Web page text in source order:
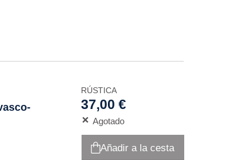
RÚSTICA
37,00 €
Agotado
Añadir a la cesta